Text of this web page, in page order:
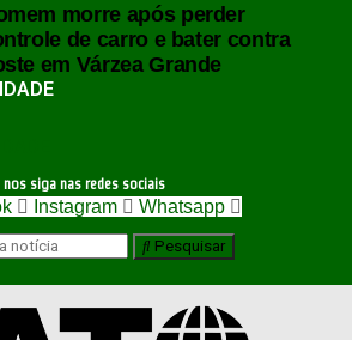
morre após perder
de carro e bater contra
em Várzea Grande
nos siga nas redes sociais
Instagram
Whatsapp
Pesquisar